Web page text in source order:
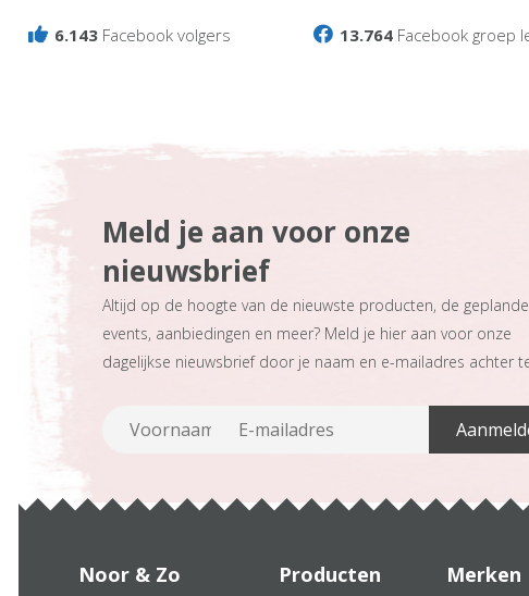
6.143 Facebook volgers 13.764 Facebook groep
Meld je aan voor onze
nieuwsbrief
Altijd op de hoogte van de nieuwste producten, de
events, aanbiedingen en meer? Meld je hier aan voor onze
dagelijkse nieuwsbrief door je naam en e-mailadres achter
Noor & Zo Producten Merken